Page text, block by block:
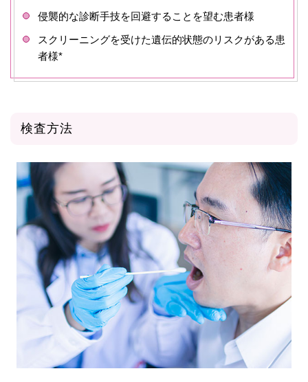
侵襲的な診断手技を回避することを望む患者様
スクリーニングを受けた遺伝的状態のリスクがある患
者様*
検査方法